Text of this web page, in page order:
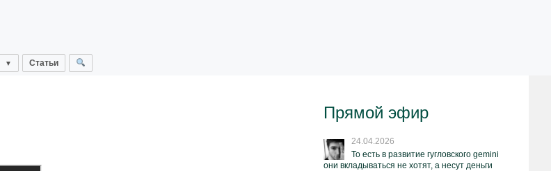
Статьи
Прямой эфир
24.04.2026
То есть в развитие гугловского gemini
они вкладываться не хотят, а несут деньги